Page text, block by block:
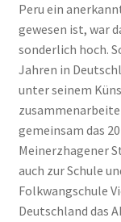
Peru ein
gewesen ist, war
sonderlich hoch.
Jahren in
unter seinem
gemeinsam das
Meinerzhagener
auch zur Schule
Folkwangschule
Deutschland das